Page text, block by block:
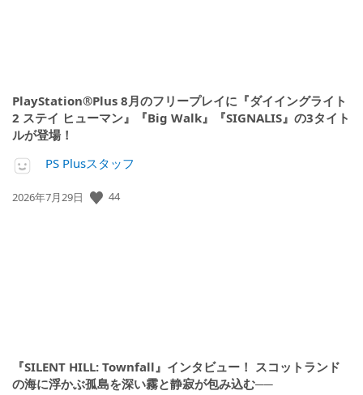
PlayStation®Plus 8月のフリープレイに『ダイイングライト
2 ステイ ヒューマン』『Big Walk』『SIGNALIS』の3タイト
ルが登場！
PS Plusスタッフ
公
2026年7月29日 44
『SILENT HILL: Townfall』インタビュー！ スコットランド
の海に浮かぶ孤島を深い霧と静寂が包み込む──